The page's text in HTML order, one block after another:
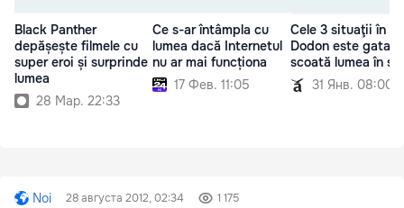
Black Panther
depășește filmele cu
super eroi și surprinde
lumea
28 Мар. 22:33
Ce s-ar întâmpla cu
lumea dacă Internetul
nu ar mai funcționa
17 Фев. 11:05
Cele 3 situaţii în
Dodon este gata
scoată lumea în
31 Янв. 08:00
Noi 28 августа 2012, 02:34 1 175